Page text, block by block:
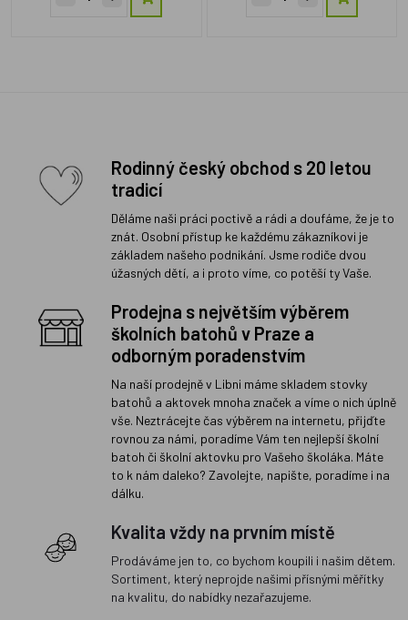
Rodinný český obchod s 20 letou
tradicí
Děláme naši práci poctivě a rádi a doufáme, že je to
znát. Osobní přístup ke každému zákazníkovi je
základem našeho podnikání. Jsme rodiče dvou
úžasných dětí, a i proto víme, co potěší ty Vaše.
Prodejna s největším výběrem
školních batohů v Praze a
odborným poradenstvím
Na naší prodejně v Libni máme skladem stovky
batohů a aktovek mnoha značek a víme o nich úplně
vše. Neztrácejte čas výběrem na internetu, přijďte
rovnou za námi, poradíme Vám ten nejlepší školní
batoh či školní aktovku pro Vašeho školáka. Máte
to k nám daleko? Zavolejte, napište, poradíme i na
dálku.
Kvalita vždy na prvním místě
Prodáváme jen to, co bychom koupili i našim dětem.
Sortiment, který neprojde našimi přísnými měřítky
na kvalitu, do nabídky nezařazujeme.